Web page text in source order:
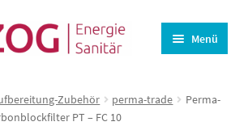
Menü
Zubehör perma-trade
Perma-
PT – FC 10